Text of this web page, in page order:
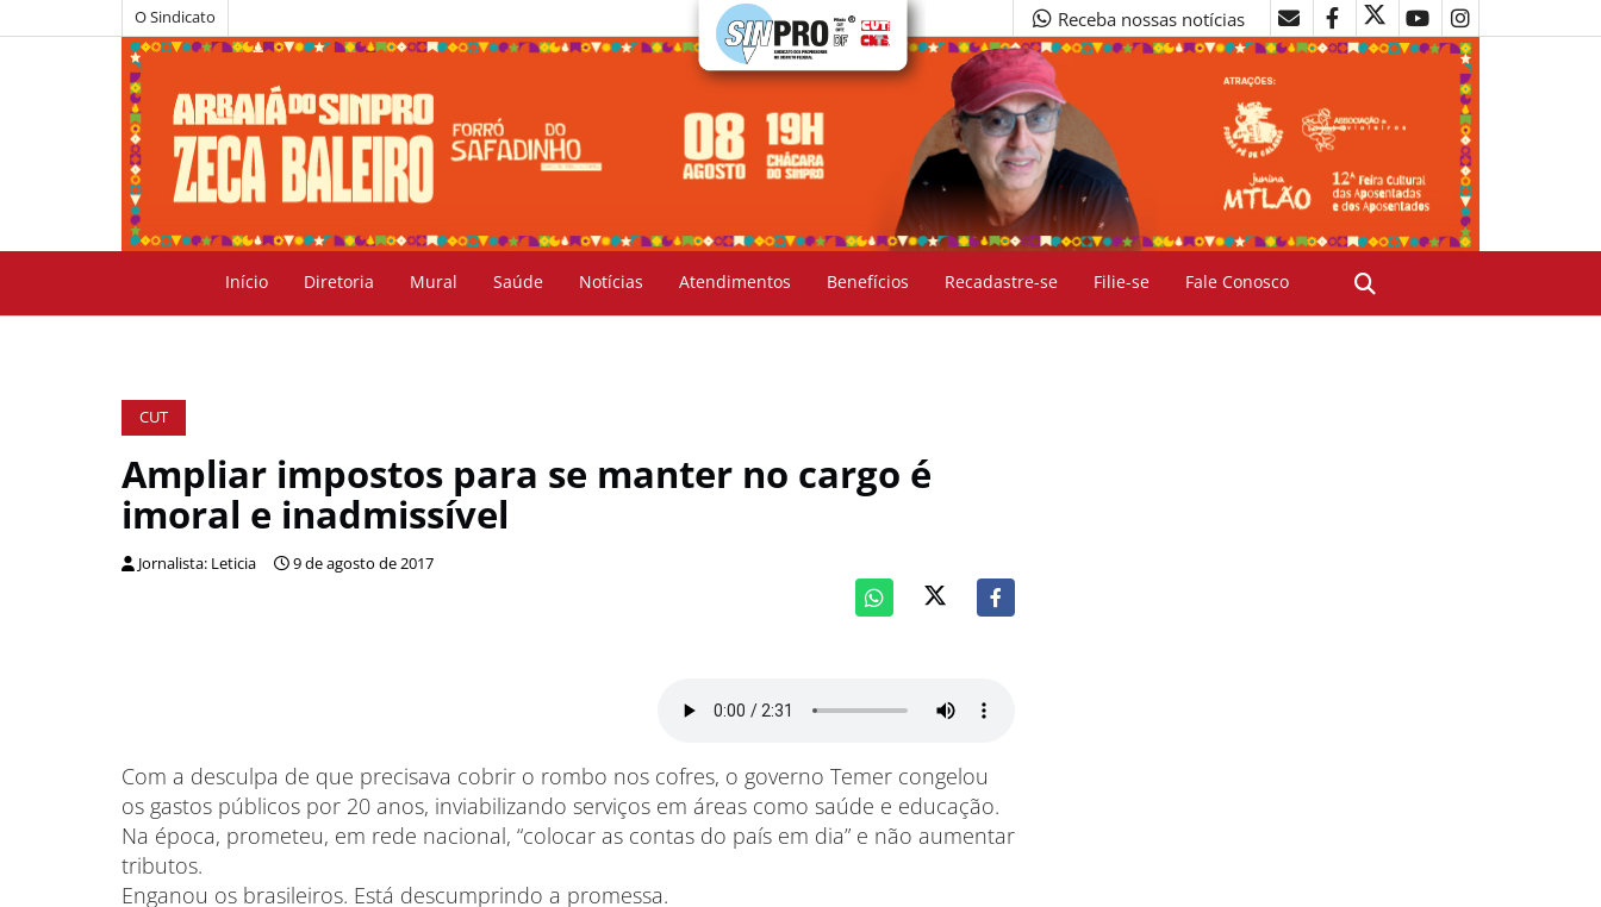
O Sindicato Receba nossas notícias
Início Diretoria Mural Saúde Notícias Atendimentos Benefícios Recadastre-se Filie-se Fale Conosco
CUT
Ampliar impostos para se manter no cargo é
imoral e inadmissível
Jornalista: Leticia 9 de agosto de 2017
Com a desculpa de que precisava cobrir o rombo nos cofres, o governo Temer congelou
os gastos públicos por 20 anos, inviabilizando serviços em áreas como saúde e educação.
Na época, prometeu, em rede nacional, “colocar as contas do país em dia” e não aumentar
tributos.
Enganou os brasileiros. Está descumprindo a promessa.